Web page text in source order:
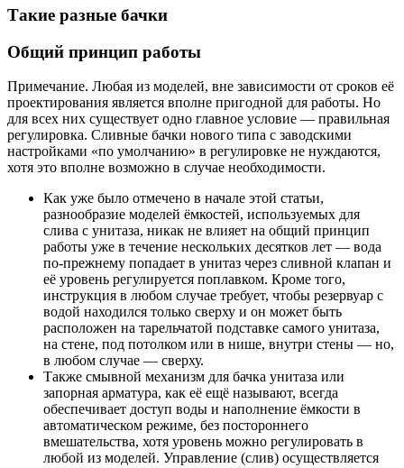
Такие разные бачки
Общий принцип работы
Примечание. Любая из моделей, вне зависимости от сроков её
проектирования является вполне пригодной для работы. Но
для всех них существует одно главное условие — правильная
регулировка. Сливные бачки нового типа с заводскими
настройками «по умолчанию» в регулировке не нуждаются,
хотя это вполне возможно в случае необходимости.
Как уже было отмечено в начале этой статьи,
разнообразие моделей ёмкостей, используемых для
слива с унитаза, никак не влияет на общий принцип
работы уже в течение нескольких десятков лет — вода
по-прежнему попадает в унитаз через сливной клапан и
её уровень регулируется поплавком. Кроме того,
инструкция в любом случае требует, чтобы резервуар с
водой находился только сверху и он может быть
расположен на тарельчатой подставке самого унитаза,
на стене, под потолком или в нише, внутри стены — но,
в любом случае — сверху.
Также смывной механизм для бачка унитаза или
запорная арматура, как её ещё называют, всегда
обеспечивает доступ воды и наполнение ёмкости в
автоматическом режиме, без постороннего
вмешательства, хотя уровень можно регулировать в
любой из моделей. Управление (слив) осуществляется